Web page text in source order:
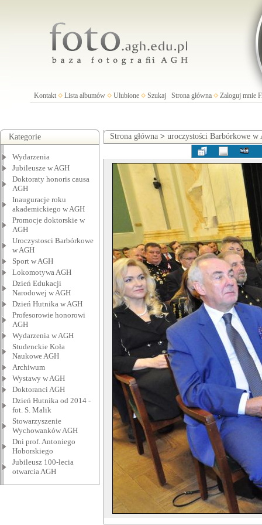
Kontakt Lista albumów Ulubione Szukaj Strona główna Zaloguj mnie
Kategorie
Wydarzenia
Jubileusze w AGH
Doktoraty honoris causa
AGH
Inauguracje roku
akademickiego w AGH
Promocje doktorskie w
AGH
Uroczystosci Barbórkowe
w AGH
Sport w AGH
Lokomotywa AGH
Dzień Edukacji
Narodowej w AGH
Dzień Hutnika w AGH
Profesorowie honorowi
AGH
Wydarzenia w AGH
Studenckie Koła
Naukowe AGH
Archiwum
Wystawy w AGH
Doktoranci AGH
Dzień Hutnika od 2014 -
fot. S. Malik
Stowarzyszenie
Wychowanków AGH
Dni prof. Antoniego
Hoborskiego
Jubileusz 100-lecia
otwarcia AGH
Strona główna > uroczystości Barbórkowe w